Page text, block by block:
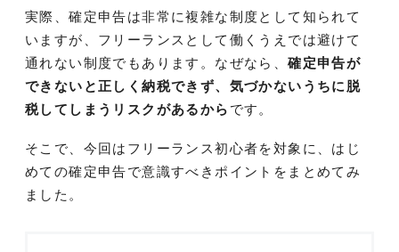
実際、確定申告は非常に複雑な制度として知られて
いますが、フリーランスとして働くうえでは避けて
通れない制度でもあります。なぜなら、確定申告が
できないと正しく納税できず、気づかないうちに脱
税してしまうリスクがあるから です。
そこで、今回はフリーランス初心者を対象に、はじ
めての確定申告で意識すべきポイントをまとめてみ
ました。